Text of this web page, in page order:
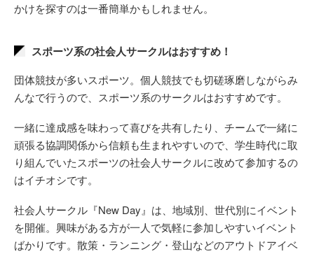
かけを探すのは一番簡単かもしれません。
スポーツ系の社会人サークルはおすすめ！
団体競技が多いスポーツ。個人競技でも切磋琢磨しながらみ
んなで行うので、スポーツ系のサークルはおすすめです。
一緒に達成感を味わって喜びを共有したり、チームで一緒に
頑張る協調関係から信頼も生まれやすいので、学生時代に取
り組んでいたスポーツの社会人サークルに改めて参加するの
はイチオシです。
社会人サークル『New Day』は、地域別、世代別にイベント
を開催。興味がある方が一人で気軽に参加しやすいイベント
ばかりです。散策・ランニング・登山などのアウトドアイベ